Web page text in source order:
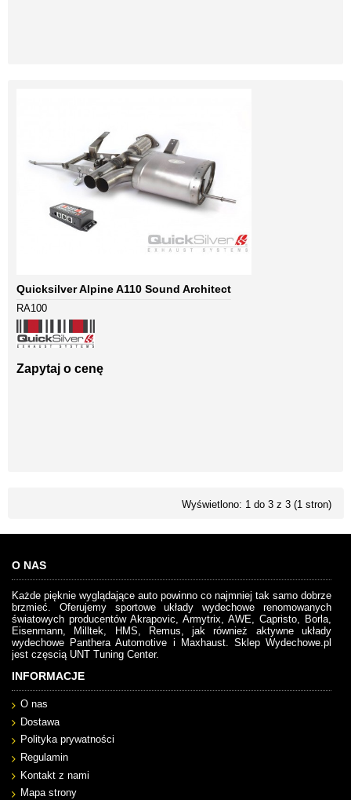
Quicksilver Alpine A110 Sound Architect
RA100
Zapytaj o cenę
Wyświetlono: 1 do 3 z 3 (1 stron)
O NAS
Każde pięknie wyglądające auto powinno co najmniej tak samo dobrze
brzmieć. Oferujemy sportowe układy wydechowe renomowanych
światowych producentów Akrapovic, Armytrix, AWE, Capristo, Borla,
Eisenmann, Milltek, HMS, Remus, jak również aktywne układy
wydechowe Panthera Automotive i Maxhaust. Sklep Wydechowe.pl
jest częscią UNT Tuning Center.
INFORMACJE
O nas
Dostawa
Polityka prywatności
Regulamin
Kontakt z nami
Mapa strony